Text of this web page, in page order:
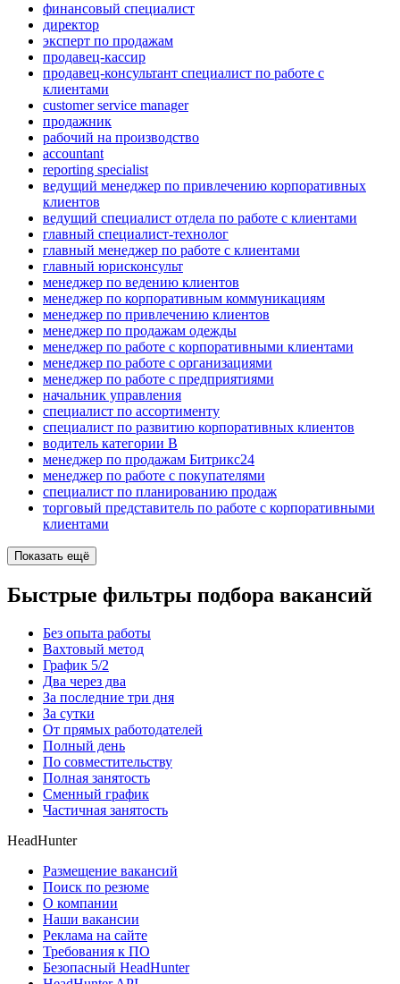
финансовый специалист
директор
эксперт по продажам
продавец-кассир
продавец-консультант специалист по работе с
клиентами
customer service manager
продажник
рабочий на производство
accountant
reporting specialist
ведущий менеджер по привлечению корпоративных
клиентов
ведущий специалист отдела по работе с клиентами
главный специалист-технолог
главный менеджер по работе с клиентами
главный юрисконсульт
менеджер по ведению клиентов
менеджер по корпоративным коммуникациям
менеджер по привлечению клиентов
менеджер по продажам одежды
менеджер по работе с корпоративными клиентами
менеджер по работе с организациями
менеджер по работе с предприятиями
начальник управления
специалист по ассортименту
специалист по развитию корпоративных клиентов
водитель категории B
менеджер по продажам Битрикс24
менеджер по работе с покупателями
специалист по планированию продаж
торговый представитель по работе с корпоративными
клиентами
Показать ещё
Быстрые фильтры подбора вакансий
Без опыта работы
Вахтовый метод
График 5/2
Два через два
За последние три дня
За сутки
От прямых работодателей
Полный день
По совместительству
Полная занятость
Сменный график
Частичная занятость
HeadHunter
Размещение вакансий
Поиск по резюме
О компании
Наши вакансии
Реклама на сайте
Требования к ПО
Безопасный HeadHunter